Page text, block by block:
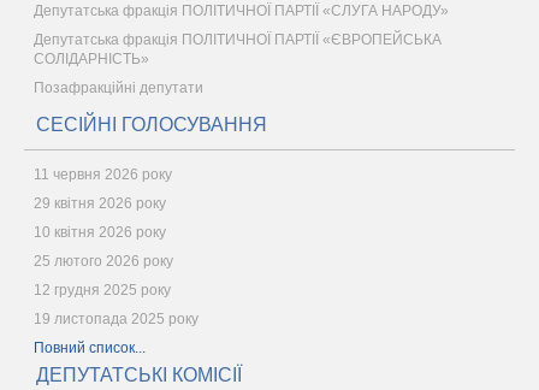
Депутатська фракція ПОЛІТИЧНОЇ ПАРТІЇ «СЛУГА НАРОДУ»
Депутатська фракція ПОЛІТИЧНОЇ ПАРТІЇ «ЄВРОПЕЙСЬКА
СОЛІДАРНІСТЬ»
Позафракційні депутати
СЕСІЙНІ ГОЛОСУВАННЯ
11 червня 2026 року
29 квітня 2026 року
10 квітня 2026 року
25 лютого 2026 року
12 грудня 2025 року
19 листопада 2025 року
Повний список...
ДЕПУТАТСЬКІ КОМІСІЇ